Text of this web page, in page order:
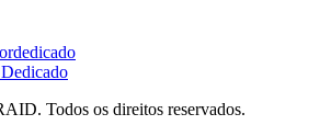
Todos os direitos reservados.